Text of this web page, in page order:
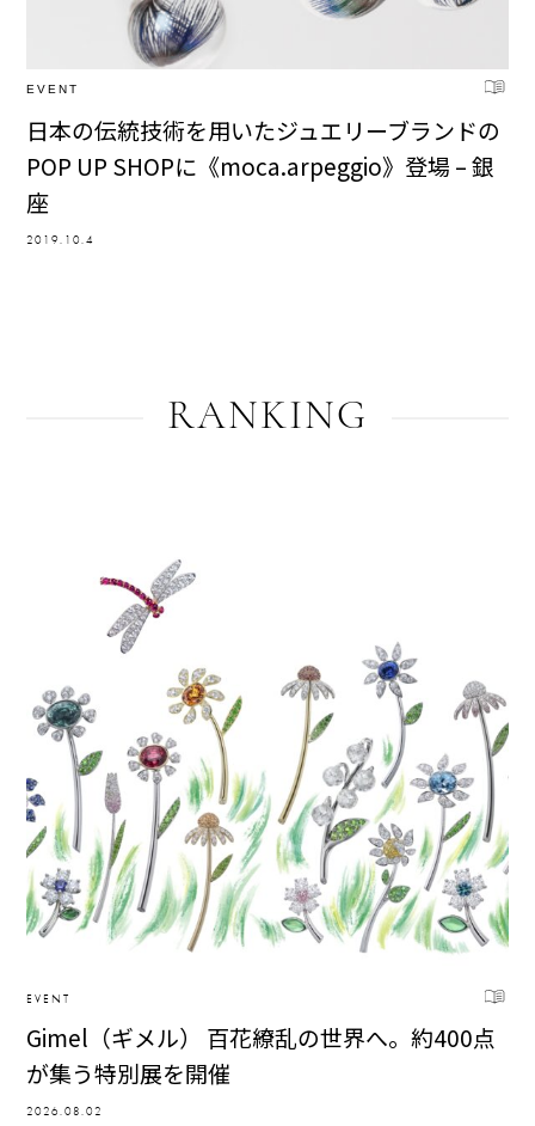
EVENT
日本の伝統技術を用いたジュエリーブランドの
POP UP SHOPに《moca.arpeggio》登場 – 銀
座
2019.10.4
RANKING
EVENT
Gimel（ギメル） 百花繚乱の世界へ。約400点
が集う特別展を開催
2026.08.02